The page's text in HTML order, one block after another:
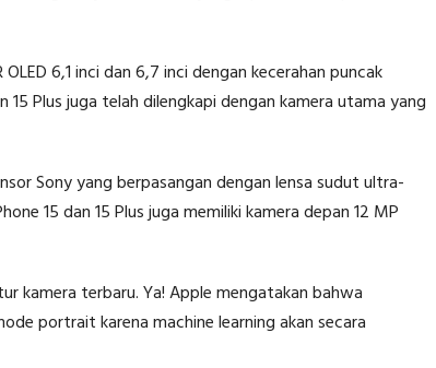
6,1 inci dan 6,7 inci dengan kecerahan puncak
Plus juga telah dilengkapi dengan kamera utama yang
Sony yang berpasangan dengan lensa sudut ultra-
15 dan 15 Plus juga memiliki kamera depan 12 MP
kamera terbaru. Ya! Apple mengatakan bahwa
portrait karena machine learning akan secara